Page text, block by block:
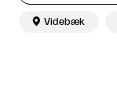
 Videbæk